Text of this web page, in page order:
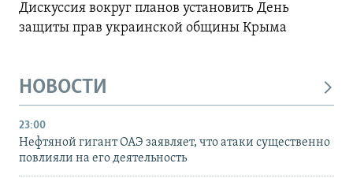
Дискуссия вокруг планов установить День
защиты прав украинской общины Крыма
НОВОСТИ
23:00
Нефтяной гигант ОАЭ заявляет, что атаки существенно
повлияли на его деятельность